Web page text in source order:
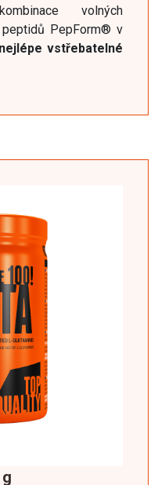
volných
PepForm® v
nejlépe vstřebatelné